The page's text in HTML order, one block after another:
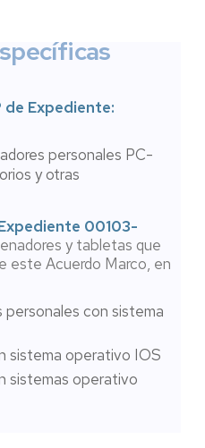
Expediente:
personales PC-
y otras
00103-
y tabletas que
este Acuerdo Marco, en
personales con sistema
sistema operativo IOS
sistemas operativo